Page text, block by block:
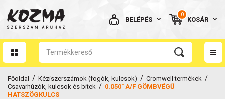
BELÉPÉS
0
KOSÁR
Főoldal / Kéziszerszámok (fogók, kulcsok) / Cromwell termékek /
Csavarhúzók, kulcsok és bitek / 0.050" A/F GÖMBVÉGŰ
HATSZÖGKULCS